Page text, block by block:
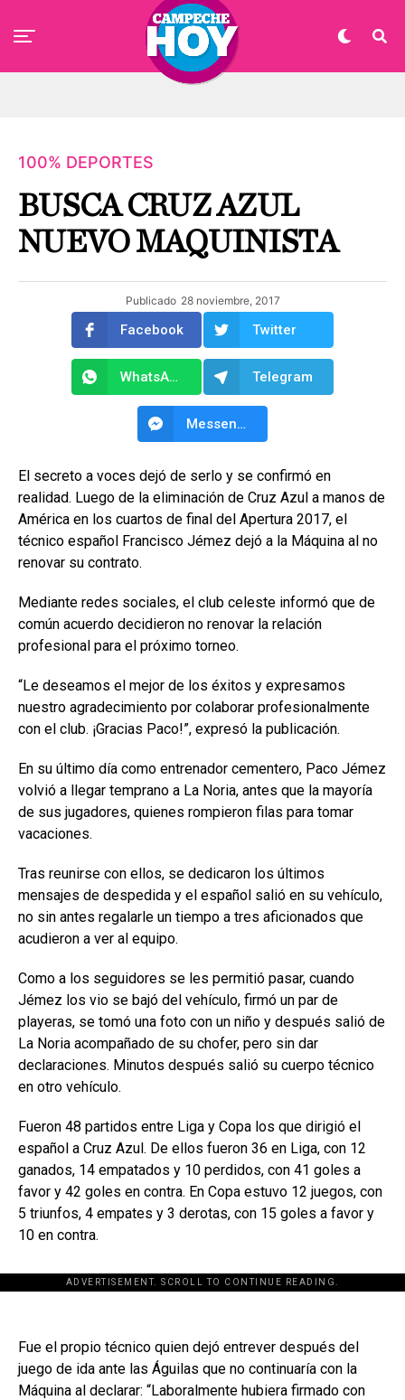
100% DEPORTES
BUSCA CRUZ AZUL
NUEVO MAQUINISTA
Publicado 28 noviembre, 2017
Facebook Twitter
WhatsApp Telegram
Messenger
El secreto a voces dejó de serlo y se confirmó en
realidad. Luego de la eliminación de Cruz Azul a manos de
América en los cuartos de final del Apertura 2017, el
técnico español Francisco Jémez dejó a la Máquina al no
renovar su contrato.
Mediante redes sociales, el club celeste informó que de
común acuerdo decidieron no renovar la relación
profesional para el próximo torneo.
“Le deseamos el mejor de los éxitos y expresamos
nuestro agradecimiento por colaborar profesionalmente
con el club. ¡Gracias Paco!”, expresó la publicación.
En su último día como entrenador cementero, Paco Jémez
volvió a llegar temprano a La Noria, antes que la mayoría
de sus jugadores, quienes rompieron filas para tomar
vacaciones.
Tras reunirse con ellos, se dedicaron los últimos
mensajes de despedida y el español salió en su vehículo,
no sin antes regalarle un tiempo a tres aficionados que
acudieron a ver al equipo.
Como a los seguidores se les permitió pasar, cuando
Jémez los vio se bajó del vehículo, firmó un par de
playeras, se tomó una foto con un niño y después salió de
La Noria acompañado de su chofer, pero sin dar
declaraciones. Minutos después salió su cuerpo técnico
en otro vehículo.
Fueron 48 partidos entre Liga y Copa los que dirigió el
español a Cruz Azul. De ellos fueron 36 en Liga, con 12
ganados, 14 empatados y 10 perdidos, con 41 goles a
favor y 42 goles en contra. En Copa estuvo 12 juegos, con
5 triunfos, 4 empates y 3 derotas, con 15 goles a favor y
10 en contra.
ADVERTISEMENT. SCROLL TO CONTINUE READING.
Fue el propio técnico quien dejó entrever después del
juego de ida ante las Águilas que no continuaría con la
Máquina al declarar: “Laboralmente hubiera firmado con